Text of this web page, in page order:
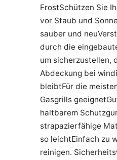
FrostSchützen Sie
vor Staub und
sauber und
durch die
um sicherzustellen,
Abdeckung bei
bleibtFür die
Gasgrills
haltbarem
strapazierfähige
so leichtEinfach zu
reinigen.